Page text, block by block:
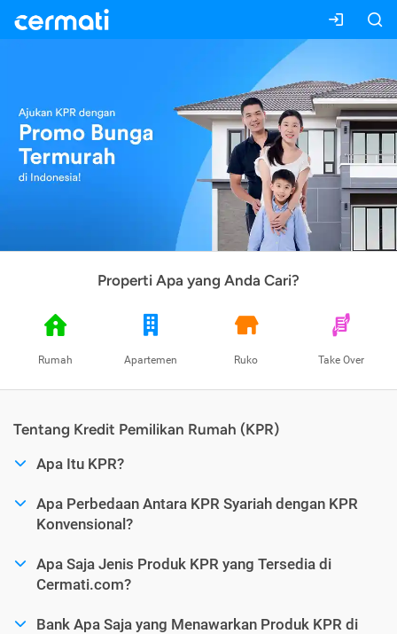
Properti Apa yang Anda Cari?
Rumah Apartemen Ruko Take Over
Tentang Kredit Pemilikan Rumah (KPR)
Apa Itu KPR?
Apa Perbedaan Antara KPR Syariah dengan KPR
Konvensional?
Apa Saja Jenis Produk KPR yang Tersedia di
Cermati.com?
Bank Apa Saja yang Menawarkan Produk KPR di